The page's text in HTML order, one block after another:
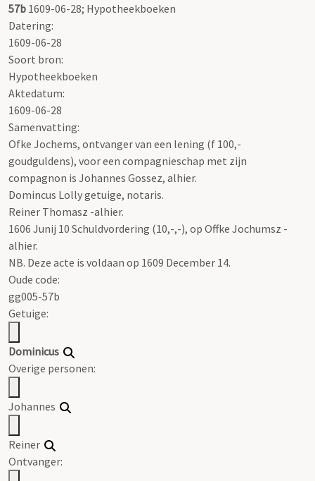
57b 1609-06-28; Hypotheekboeken
Datering:
1609-06-28
Soort bron:
Hypotheekboeken
Aktedatum:
1609-06-28
Samenvatting:
Ofke Jochems, ontvanger van een lening (f 100,-
goudguldens), voor een compagnieschap met zijn
compagnon is Johannes Gossez, alhier.
Domincus Lolly getuige, notaris.
Reiner Thomasz -alhier.
1606 Junij 10 Schuldvordering (10,-,-), op Offke Jochumsz -
alhier.
NB. Deze acte is voldaan op 1609 December 14.
Oude code:
gg005-57b
Getuige:
Dominicus
Overige personen:
Johannes
Reiner
Ontvanger: